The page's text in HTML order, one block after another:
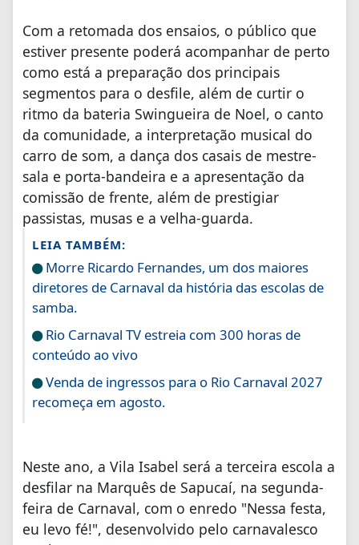
Com a retomada dos ensaios, o público que
estiver presente poderá acompanhar de perto
como está a preparação dos principais
segmentos para o desfile, além de curtir o
ritmo da bateria Swingueira de Noel, o canto
da comunidade, a interpretação musical do
carro de som, a dança dos casais de mestre-
sala e porta-bandeira e a apresentação da
comissão de frente, além de prestigiar
passistas, musas e a velha-guarda.
LEIA TAMBÉM:
Morre Ricardo Fernandes, um dos maiores
diretores de Carnaval da história das escolas de
samba.
Rio Carnaval TV estreia com 300 horas de
conteúdo ao vivo
Venda de ingressos para o Rio Carnaval 2027
recomeça em agosto.
Neste ano, a Vila Isabel será a terceira escola a
desfilar na Marquês de Sapucaí, na segunda-
feira de Carnaval, com o enredo "Nessa festa,
eu levo fé!", desenvolvido pelo carnavalesco